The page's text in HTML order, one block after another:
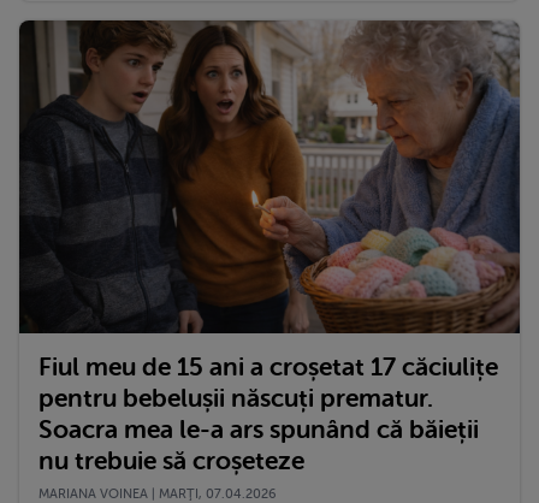
Fiul meu de 15 ani a croșetat 17 căciulițe
pentru bebelușii născuți prematur.
Soacra mea le-a ars spunând că băieții
nu trebuie să croșeteze
MARIANA VOINEA | MARŢI, 07.04.2026